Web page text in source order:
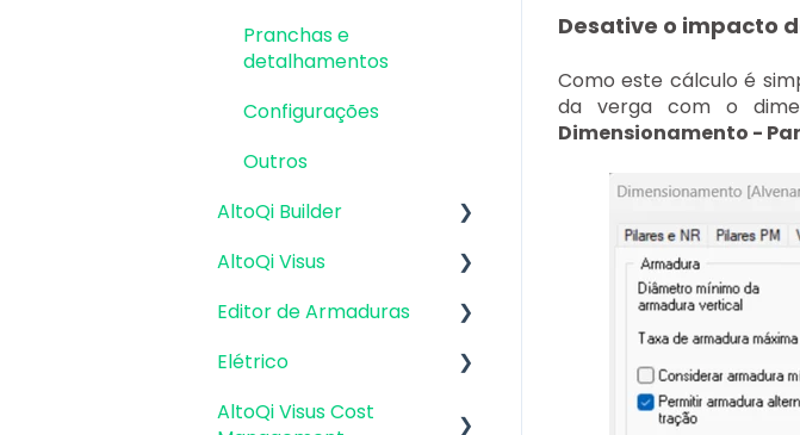
Desative o impacto
Como este cálculo é
da verga com o
Dimensionamento -
Pranchas e
detalhamentos
Configurações
Outros
AltoQi Builder
Interface
Criação, abertura e
Base | Base 2D
AltoQi Visus
Plataforma AltoQi Visus
Cost Management
Planning
Editor de Armaduras
Pranchas e
Elétrico
Módulo Fotovoltaico
AltoQi Visus Cost